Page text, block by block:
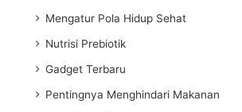
Mengatur Pola Hidup Sehat
Nutrisi Prebiotik
Gadget Terbaru
Pentingnya Menghindari Makanan